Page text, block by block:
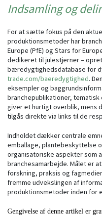
Indsamling og
For at sætte fokus på den
produktionsmetoder har
Europe (PfE) og Stars for
dedikeret til julestjerner –
bæredygtighedsdatabase for
trade.com/baeredygtighed.
eksempler og
branchepublikationer,
giver et hurtigt overblik, mens
tilgås direkte via links til de
Indholdet dækker centrale
emballage, plantebeskyttelse
organisatoriske aspekter som
branchesamarbejde. Målet er
forskning, praksis og
fremme udvekslingen af
produktionsmetoder inden for
Gengivelse af denne artikel er